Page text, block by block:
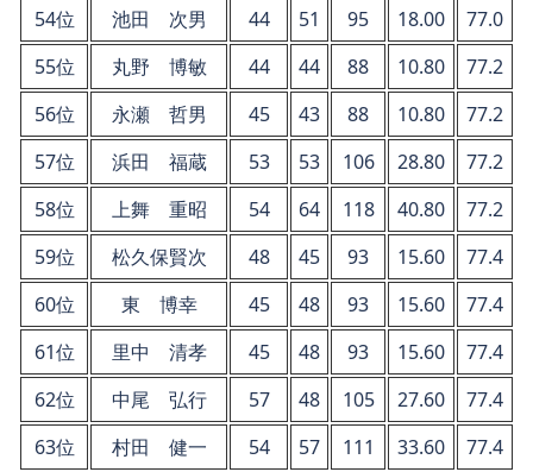
54位
池田 次男 44 51 95 18.00
77.0
55位
丸野 博敏 44 44 88 10.80
77.2
56位
永瀬 哲男 45 43 88 10.80
77.2
57位
浜田 福蔵 53 53 106 28.80
77.2
58位
上舞 重昭 54 64 118 40.80
77.2
59位
松久保賢次 48 45 93 15.60
77.4
60位
東 博幸 45 48 93 15.60
77.4
61位
里中 清孝 45 48 93 15.60
77.4
62位
中尾 弘行 57 48 105 27.60
77.4
63位
村田 健一 54 57 111 33.60 77.4